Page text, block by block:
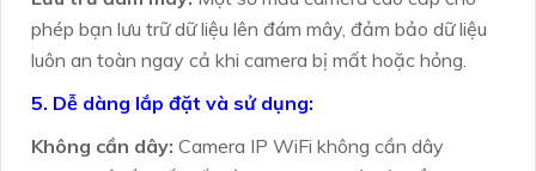
phép bạn lưu trữ dữ liệu lên đám mây, đảm bảo dữ liệu
luôn an toàn ngay cả khi camera bị mất hoặc hỏng.
5. Dễ dàng lắp đặt và sử dụng:
Không cần dây: Camera IP WiFi không cần dây